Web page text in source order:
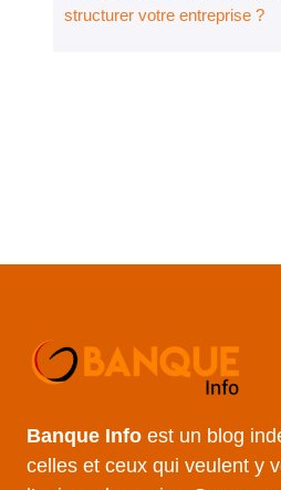
structurer votre entreprise ?
Banque Info est un blog
celles et ceux qui veulent y